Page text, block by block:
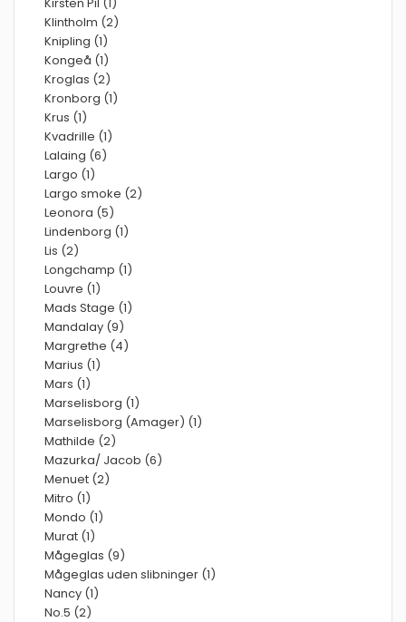
Klintholm (2)
Knipling (1)
Kongeå (1)
Kroglas (2)
Kronborg (1)
Krus (1)
Kvadrille (1)
Lalaing (6)
Largo (1)
Largo smoke (2)
Leonora (5)
Lindenborg (1)
Lis (2)
Longchamp (1)
Louvre (1)
Mads Stage (1)
Mandalay (9)
Margrethe (4)
Marius (1)
Mars (1)
Marselisborg (1)
Marselisborg (Amager) (1)
Mathilde (2)
Mazurka/ Jacob (6)
Menuet (2)
Mitro (1)
Mondo (1)
Murat (1)
Mågeglas (9)
Mågeglas uden slibninger (1)
Nancy (1)
No.5 (2)